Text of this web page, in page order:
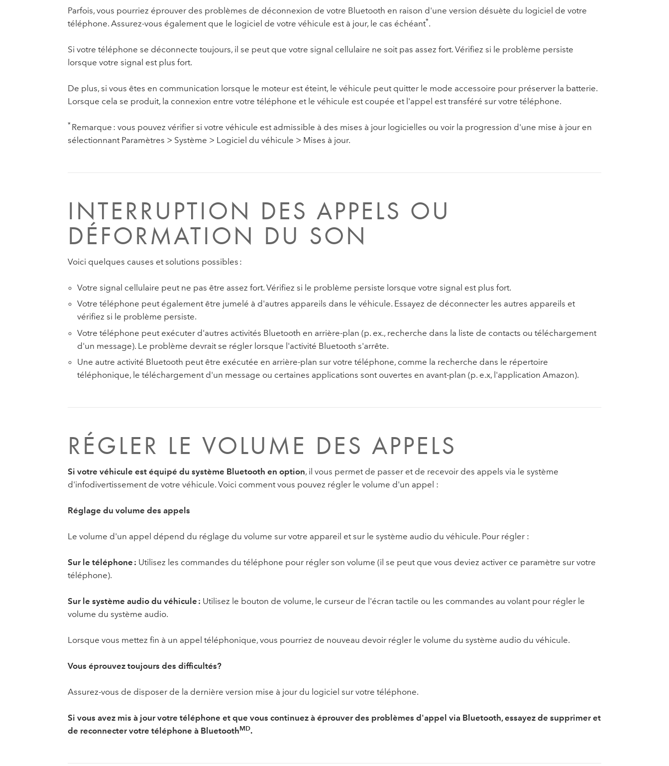
Parfois, vous pourriez éprouver des problèmes de déconnexion de votre Bluetooth en raison d'une version désuète du logiciel de votre
téléphone. Assurez-vous également que le logiciel de votre véhicule est à jour, le cas échéant*.
Si votre téléphone se déconnecte toujours, il se peut que votre signal cellulaire ne soit pas assez fort. Vérifiez si le problème persiste
lorsque votre signal est plus fort.
De plus, si vous êtes en communication lorsque le moteur est éteint, le véhicule peut quitter le mode accessoire pour préserver la batterie.
Lorsque cela se produit, la connexion entre votre téléphone et le véhicule est coupée et l'appel est transféré sur votre téléphone.
* Remarque : vous pouvez vérifier si votre véhicule est admissible à des mises à jour logicielles ou voir la progression d'une mise à jour en
sélectionnant Paramètres > Système > Logiciel du véhicule > Mises à jour.
INTERRUPTION DES APPELS OU
DÉFORMATION DU SON
Voici quelques causes et solutions possibles :
Votre signal cellulaire peut ne pas être assez fort. Vérifiez si le problème persiste lorsque votre signal est plus fort.
Votre téléphone peut également être jumelé à d'autres appareils dans le véhicule. Essayez de déconnecter les autres appareils et
vérifiez si le problème persiste.
Votre téléphone peut exécuter d'autres activités Bluetooth en arrière-plan (p. ex., recherche dans la liste de contacts ou téléchargement
d'un message). Le problème devrait se régler lorsque l'activité Bluetooth s'arrête.
Une autre activité Bluetooth peut être exécutée en arrière-plan sur votre téléphone, comme la recherche dans le répertoire
téléphonique, le téléchargement d'un message ou certaines applications sont ouvertes en avant-plan (p. e.x, l'application Amazon).
RÉGLER LE VOLUME DES APPELS
Si votre véhicule est équipé du système Bluetooth en option, il vous permet de passer et de recevoir des appels via le système
d'infodivertissement de votre véhicule. Voici comment vous pouvez régler le volume d'un appel :
Réglage du volume des appels
Le volume d'un appel dépend du réglage du volume sur votre appareil et sur le système audio du véhicule. Pour régler :
Sur le téléphone : Utilisez les commandes du téléphone pour régler son volume (il se peut que vous deviez activer ce paramètre sur votre
téléphone).
Sur le système audio du véhicule : Utilisez le bouton de volume, le curseur de l'écran tactile ou les commandes au volant pour régler le
volume du système audio.
Lorsque vous mettez fin à un appel téléphonique, vous pourriez de nouveau devoir régler le volume du système audio du véhicule.
Vous éprouvez toujours des difficultés?
Assurez-vous de disposer de la dernière version mise à jour du logiciel sur votre téléphone.
Si vous avez mis à jour votre téléphone et que vous continuez à éprouver des problèmes d'appel via Bluetooth, essayez de supprimer et
de reconnecter votre téléphone à BluetoothMD.